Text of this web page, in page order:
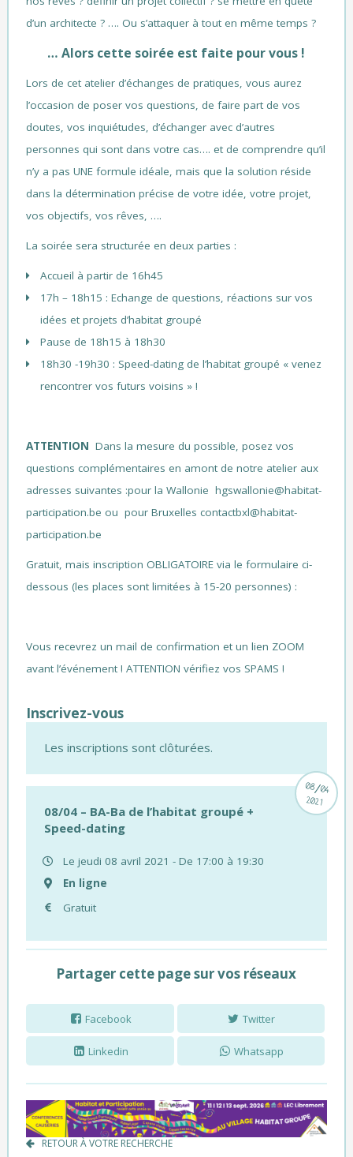
d’un architecte ? …. Ou s’attaquer à tout en même temps ?
… Alors cette soirée est faite pour vous !
Lors de cet atelier d’échanges de pratiques, vous aurez
l’occasion de poser vos questions, de faire part de vos
doutes, vos inquiétudes, d’échanger avec d’autres
personnes qui sont dans votre cas…. et de comprendre qu’il
n’y a pas UNE formule idéale, mais que la solution réside
dans la détermination précise de votre idée, votre projet,
vos objectifs, vos rêves, ….
La soirée sera structurée en deux parties :
Accueil à partir de 16h45
17h – 18h15 : Echange de questions, réactions sur vos
idées et projets d’habitat groupé
Pause de 18h15 à 18h30
18h30 -19h30 : Speed-dating de l’habitat groupé « venez
rencontrer vos futurs voisins » !
ATTENTION Dans la mesure du possible, posez vos
questions complémentaires en amont de notre atelier aux
adresses suivantes :pour la Walloniehgswallonie@habitat-
participation.be ou pour Bruxelles contactbxl@habitat-
participation.be
Gratuit, mais inscription OBLIGATOIRE via le formulaire ci-
dessous (les places sont limitées à 15-20 personnes) :
Vous recevrez un mail de confirmation et un lien ZOOM
avant l’événement ! ATTENTION vérifiez vos SPAMS !
Inscrivez-vous
Les inscriptions sont clôturées.
08/04 – BA-Ba de l’habitat groupé +
Speed-dating
Le jeudi 08 avril 2021 - De 17:00 à 19:30
En ligne
Gratuit
08/04
2021
Partager cette page sur vos réseaux
Facebook Twitter
Linkedin Whatsapp
RETOUR À VOTRE RECHERCHE